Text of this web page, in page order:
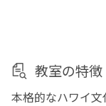
教室の特徴
本格的なハワイ